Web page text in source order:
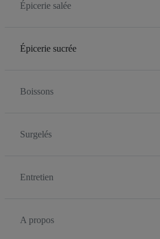
Épicerie salée
Épicerie sucrée
Boissons
Surgelés
Entretien
A propos